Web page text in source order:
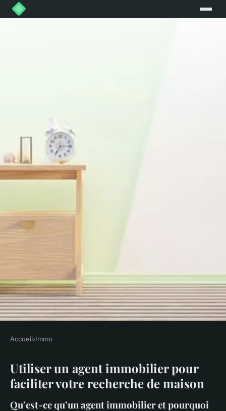
Utiliser un agent immobilier
pour faciliter votre recherche
de maison
Accueil›Immo
Utiliser un agent immobilier pour
faciliter votre recherche de maison
Qu’est-ce qu’un agent immobilier et pourquoi